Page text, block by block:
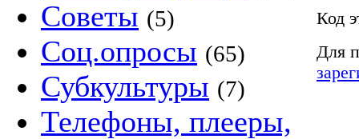
Советы (5)
Соц.опросы (65)
Субкультуры (7)
Телефоны, плееры,
Код
Для